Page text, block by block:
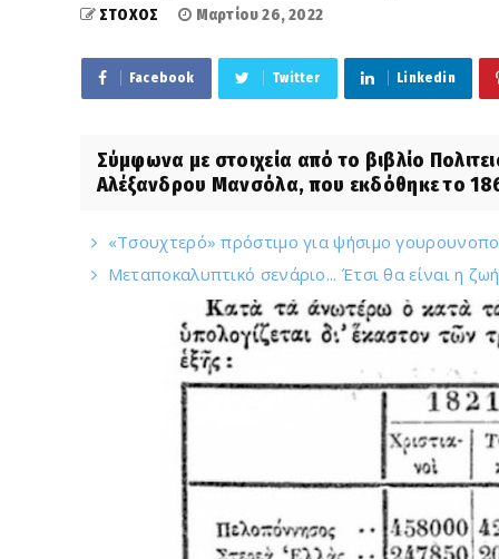
ΣΤΟΧΟΣ Μαρτίου 26, 2022
Facebook Twitter Linkedin
Σύμφωνα με στοιχεία από το βιβλίο
Αλέξανδρου Μανσόλα, που εκδόθηκε το
«Τσουχτερό» πρόστιμο για ψήσιμο
Μεταποκαλυπτικό σενάριο... Έτσι θα είναι η